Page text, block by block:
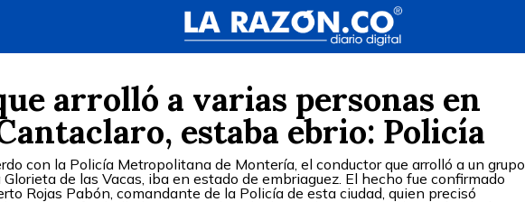
arrolló a varias personas en
estaba ebrio: Policía
con la Policía Metropolitana de Montería, el conductor que arrolló a un grupo
de las Vacas, iba en estado de embriaguez. El hecho fue confirmado
Rojas Pabón, comandante de la Policía de esta ciudad, quien precisó